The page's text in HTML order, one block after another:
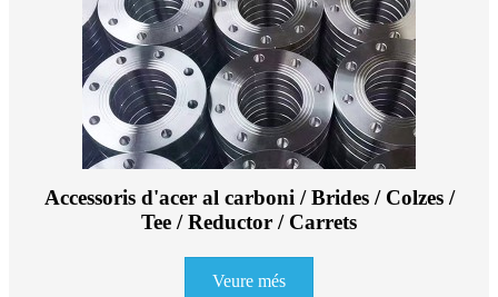
Accessoris d'acer al carboni / Brides / Colzes /
Tee / Reductor / Carrets
Veure més